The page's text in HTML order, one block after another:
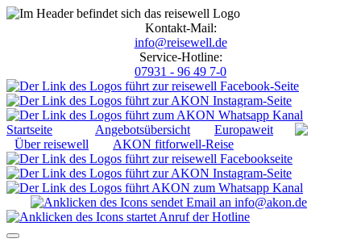
Kontakt-Mail:
info@reisewell.de
Service-Hotline:
07931 - 96 49 7-0
Startseite Angebotsübersicht
Europaweit
Über reisewell
AKON fitforwell-Reise